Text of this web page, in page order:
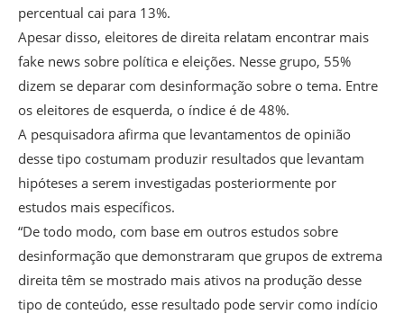
percentual cai para 13%.
Apesar disso, eleitores de direita relatam encontrar mais
fake news sobre política e eleições. Nesse grupo, 55%
dizem se deparar com desinformação sobre o tema. Entre
os eleitores de esquerda, o índice é de 48%.
A pesquisadora afirma que levantamentos de opinião
desse tipo costumam produzir resultados que levantam
hipóteses a serem investigadas posteriormente por
estudos mais específicos.
“De todo modo, com base em outros estudos sobre
desinformação que demonstraram que grupos de extrema
direita têm se mostrado mais ativos na produção desse
tipo de conteúdo, esse resultado pode servir como indício